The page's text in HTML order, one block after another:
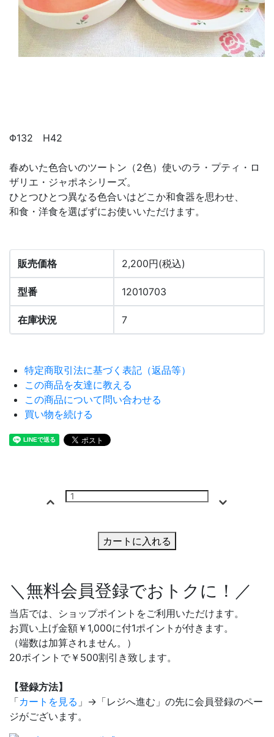
Φ132 H42
春めいた色合いのツートン（2色）使いのラ・プティ・ロ
ザリエ・ジャポネシリーズ。
ひとつひとつ異なる色合いはどこか和食器を思わせ、
和食・洋食を選ばずにお使いいただけます。
販売価格 2,200円(税込)
型番 12010703
在庫状況 7
特定商取引法に基づく表記（返品等）
この商品を友達に教える
この商品について問い合わせる
買い物を続ける
カートに入れる
＼無料会員登録でおトクに！／
当店では、ショップポイントをご利用いただけます。
お買い上げ金額￥1,000に付1ポイントが付きます。
（端数は加算されません。）
20ポイントで￥500割引き致します。
【登録方法】
「カートを見る 」→「レジへ進む」の先に会員登録のペー
ジがございます。